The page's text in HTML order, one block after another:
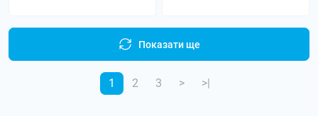
Показати ще
1 2 3 > >|